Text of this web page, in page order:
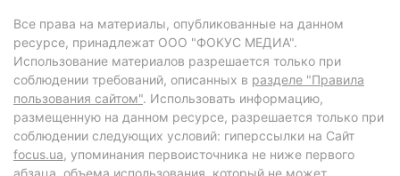
Все права на материалы, опубликованные на данном
ресурсе, принадлежат ООО "ФОКУС МЕДИА".
Использование материалов разрешается только при
соблюдении требований, описанных в разделе "Правила
пользования сайтом". Использовать информацию,
размещенную на данном ресурсе, разрешается только при
соблюдении следующих условий: гиперссылки на Сайт
focus.ua, упоминания первоисточника не ниже первого
абзаца, объема использования, который не может